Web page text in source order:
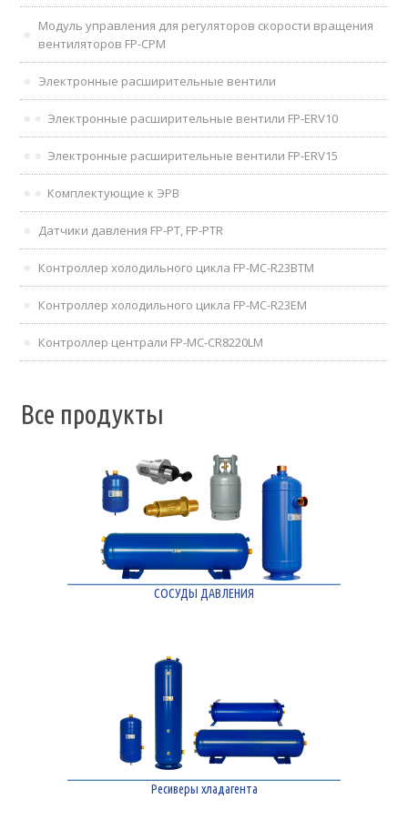
Модуль управления для регуляторов скорости вращения
вентиляторов FP-CPM
Электронные расширительные вентили
Электронные расширительные вентили FP-ERV10
Электронные расширительные вентили FP-ERV15
Комплектующие к ЭРВ
Датчики давления FP-PT, FP-PTR
Контроллер холодильного цикла FP-MC-R23BTM
Контроллер холодильного цикла FP-MC-R23EM
Контроллер централи FP-MC-CR8220LM
Все продукты
СОСУДЫ ДАВЛЕНИЯ
Ресиверы хладагента